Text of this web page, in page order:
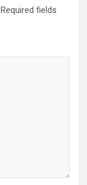
Required fields